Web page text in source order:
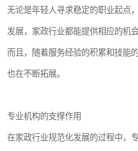
无论是年轻人寻求稳定的职业起点
发展，家政行业都能提供相应的机会
而且，随着服务经验的积累和技能
也在不断拓展。
专业机构的支撑作用
在家政行业规范化发展的过程中，